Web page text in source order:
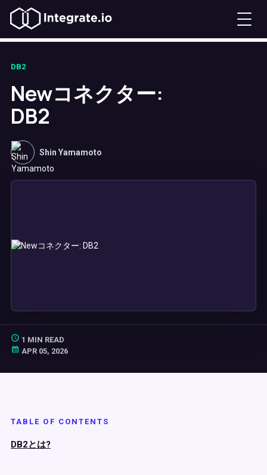
DB2
Newコネクター:
DB2
Shin Yamamoto
1 MIN READ
APR 05, 2026
TABLE OF CONTENTS
DB2とは?